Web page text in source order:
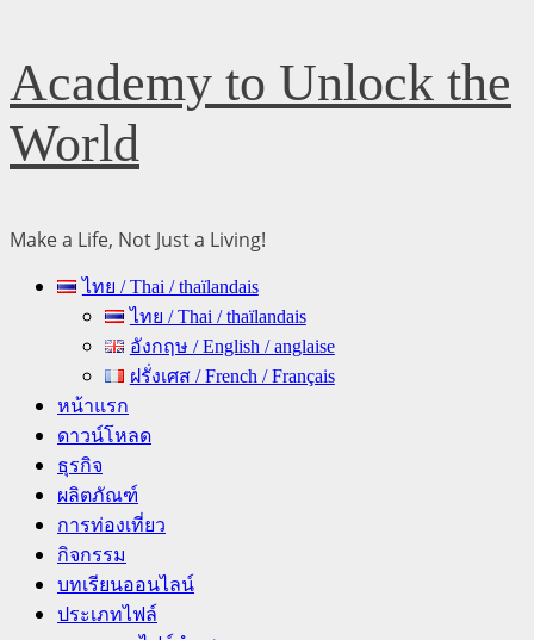
Skip
to
content
Academy to Unlock the
World
Make a Life, Not Just a Living!
Primary ไทย / Thai / thaïlandais
ไทย / Thai / thaïlandais
อังกฤษ / English / anglaise
ฝรั่งเศส / French / Français
หน้าแรก
ดาวน์โหลด
ธุรกิจ
ผลิตภัณฑ์
การท่องเที่ยว
กิจกรรม
บทเรียนออนไลน์
ประเภทไฟล์